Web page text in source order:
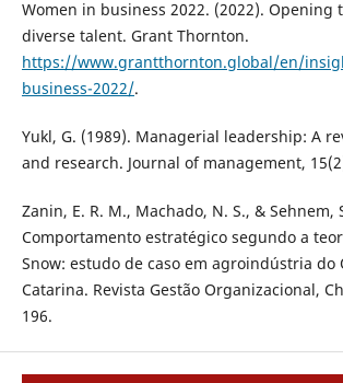
Women in business 2022. (2022). Opening
diverse talent. Grant Thornton.
https://www.grantthornton.global/en/
business-2022/.
Yukl, G. (1989). Managerial leadership: A
and research. Journal of management,
Zanin, E. R. M., Machado, N. S., & Sehnem,
Comportamento estratégico segundo a
Snow: estudo de caso em agroindústria do
Catarina. Revista Gestão Organizacional,
196.